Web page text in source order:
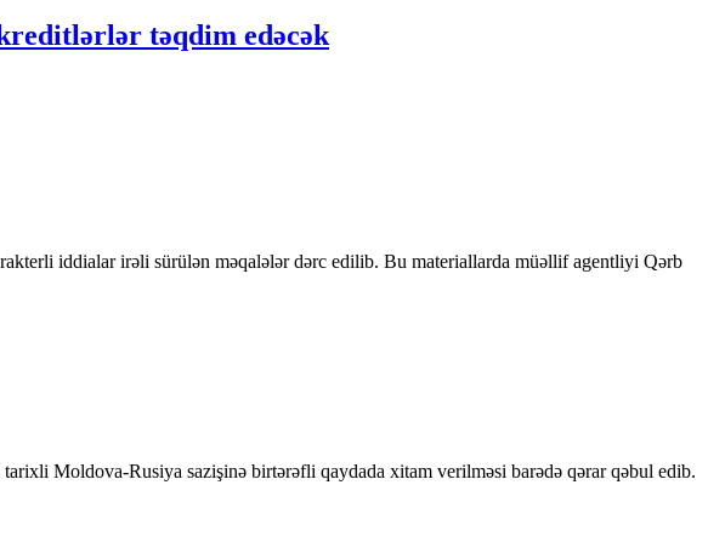
təqdim edəcək
iddialar irəli sürülən məqalələr dərc edilib. Bu materiallarda müəllif agentliyi Qərb
Moldova-Rusiya sazişinə birtərəfli qaydada xitam verilməsi barədə qərar qəbul edib.